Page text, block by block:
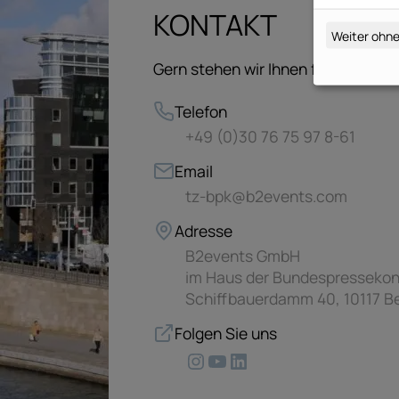
KONTAKT
Gern stehen wir Ihnen für Ihre
Telefon
+49 (0)30 76 75 97 8-61
Email
tz-bpk@b2events.com
Adresse
B2events GmbH
im Haus der
Schiffbauerdamm 40, 10117
Folgen Sie uns
Weiter